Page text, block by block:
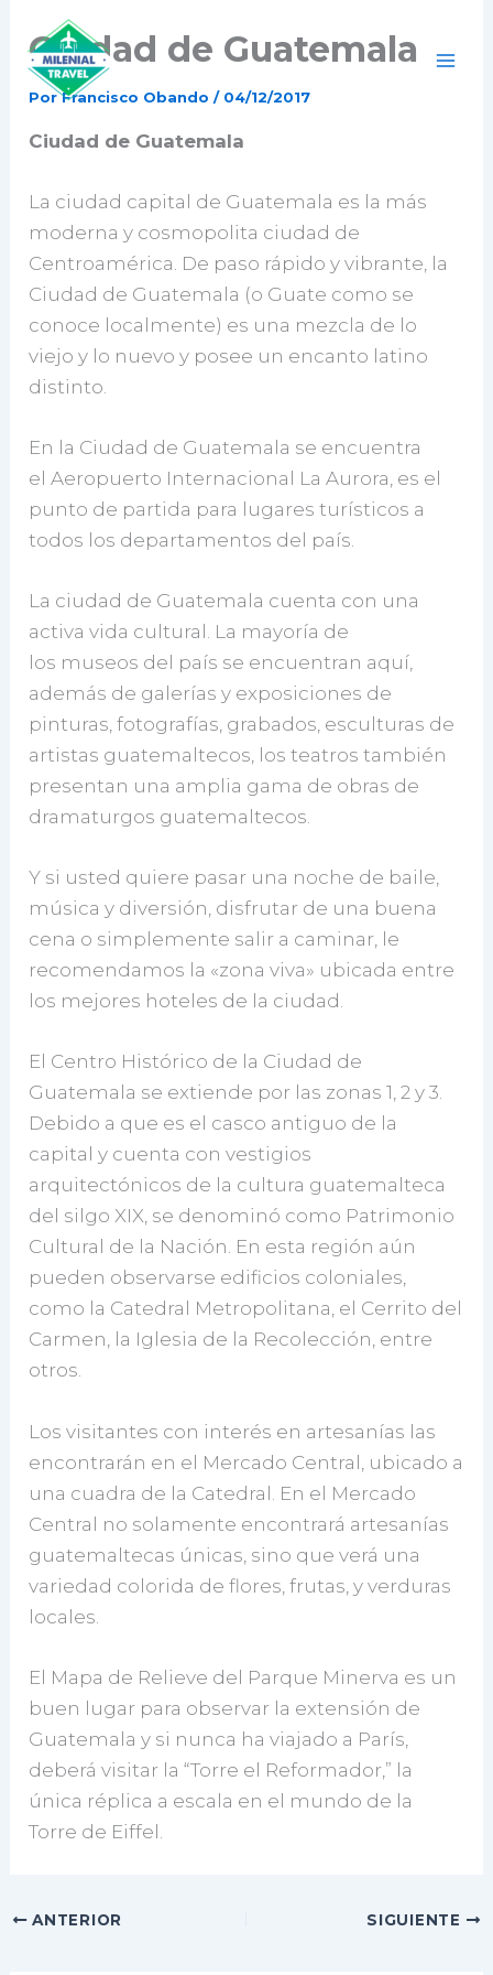
contenido
Ciudad de Guatemala
PorFrancisco Obando/ 04/12/2017
Ciudad de Guatemala
La ciudad capital de Guatemala es la más
moderna y cosmopolita ciudad de
Centroamérica. De paso rápido y vibrante, la
Ciudad de Guatemala (o Guate como se
conoce localmente) es una mezcla de lo
viejo y lo nuevo y posee un encanto latino
distinto.
En la Ciudad de Guatemala se encuentra
el Aeropuerto Internacional La Aurora, es el
punto de partida para lugares turísticos a
todos los departamentos del país.
La ciudad de Guatemala cuenta con una
activa vida cultural. La mayoría de
los museos del país se encuentran aquí,
además de galerías y exposiciones de
pinturas, fotografías, grabados, esculturas de
artistas guatemaltecos, los teatros también
presentan una amplia gama de obras de
dramaturgos guatemaltecos.
Y si usted quiere pasar una noche de baile,
música y diversión, disfrutar de una buena
cena o simplemente salir a caminar, le
recomendamos la «zona viva» ubicada entre
los mejores hoteles de la ciudad.
El Centro Histórico de la Ciudad de
Guatemala se extiende por las zonas 1, 2 y 3.
Debido a que es el casco antiguo de la
capital y cuenta con vestigios
arquitectónicos de la cultura guatemalteca
del silgo XIX, se denominó como Patrimonio
Cultural de la Nación. En esta región aún
pueden observarse edificios coloniales,
como la Catedral Metropolitana, el Cerrito del
Carmen, la Iglesia de la Recolección, entre
otros.
Los visitantes con interés en artesanías las
encontrarán en el Mercado Central, ubicado a
una cuadra de la Catedral. En el Mercado
Central no solamente encontrará artesanías
guatemaltecas únicas, sino que verá una
variedad colorida de flores, frutas, y verduras
locales.
El Mapa de Relieve del Parque Minerva es un
buen lugar para observar la extensión de
Guatemala y si nunca ha viajado a París,
deberá visitar la “Torre el Reformador,” la
única réplica a escala en el mundo de la
Torre de Eiffel.
ANTERIOR SIGUIENTE